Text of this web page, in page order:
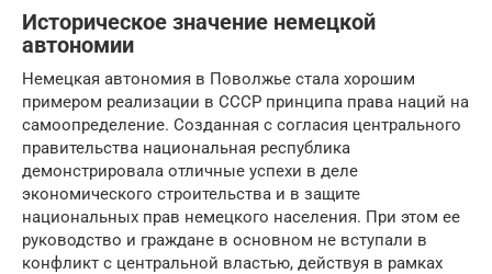
Историческое значение немецкой
автономии
Немецкая автономия в Поволжье стала хорошим
примером реализации в СССР принципа права наций на
самоопределение. Созданная с согласия центрального
правительства национальная республика
демонстрировала отличные успехи в деле
экономического строительства и в защите
национальных прав немецкого населения. При этом ее
руководство и граждане в основном не вступали в
конфликт с центральной властью, действуя в рамках